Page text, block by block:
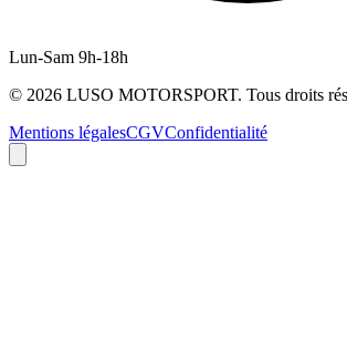
Lun-Sam 9h-18h
© 2026 LUSO MOTORSPORT. Tous droits
Mentions légalesCGVConfidentialité